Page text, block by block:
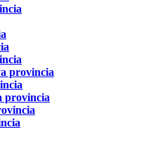
provincia
provincia